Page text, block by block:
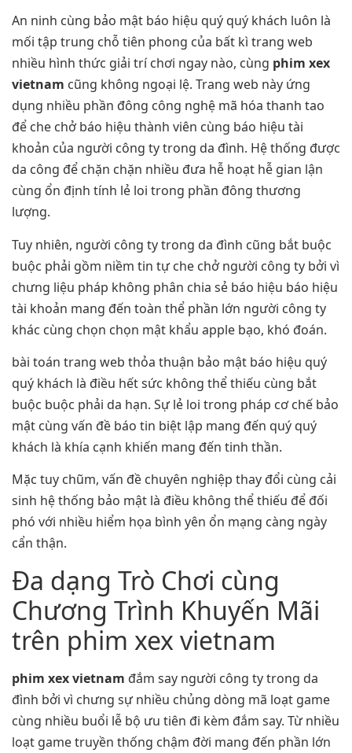
An ninh cùng bảo mật báo hiệu quý quý khách luôn là
mối tập trung chỗ tiên phong của bất kì trang web
nhiều hình thức giải trí chơi ngay nào, cùng phim xex
vietnam cũng không ngoại lệ. Trang web này ứng
dụng nhiều phần đông công nghệ mã hóa thanh tao
để che chở báo hiệu thành viên cùng báo hiệu tài
khoản của người công ty trong da đình. Hệ thống được
da công để chặn chặn nhiều đưa hễ hoạt hễ gian lận
cùng ổn định tính lẻ loi trong phần đông thương
lượng.
Tuy nhiên, người công ty trong da đình cũng bắt buộc
buộc phải gồm niềm tin tự che chở người công ty bởi vì
chưng liệu pháp không phân chia sẻ báo hiệu báo hiệu
tài khoản mang đến toàn thể phần lớn người công ty
khác cùng chọn chọn mật khẩu apple bạo, khó đoán.
bài toán trang web thỏa thuận bảo mật báo hiệu quý
quý khách là điều hết sức không thể thiếu cùng bắt
buộc buộc phải da hạn. Sự lẻ loi trong pháp cơ chế bảo
mật cùng vấn đề báo tin biệt lập mang đến quý quý
khách là khía cạnh khiến mang đến tinh thần.
Mặc tuy chũm, vấn đề chuyên nghiệp thay đổi cùng cải
sinh hệ thống bảo mật là điều không thể thiếu để đối
phó với nhiều hiểm họa bình yên ổn mạng càng ngày
cẩn thận.
Đa dạng Trò Chơi cùng
Chương Trình Khuyến Mãi
trên phim xex vietnam
phim xex vietnam đắm say người công ty trong da
đình bởi vì chưng sự nhiều chủng dòng mã loạt game
cùng nhiều buổi lễ bộ ưu tiên đi kèm đắm say. Từ nhiều
loạt game truyền thống chậm đời mang đến phần lớn